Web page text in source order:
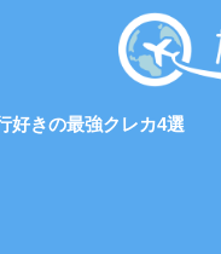
好きの最強クレカ4選